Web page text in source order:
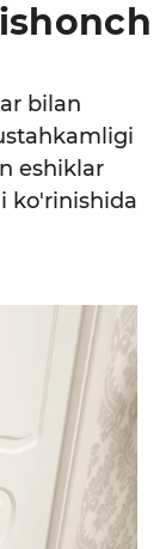
bilan
eshiklar
ko'rinishida